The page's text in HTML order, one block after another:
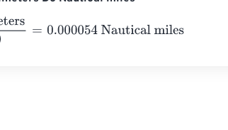
0.000054 Nautical miles